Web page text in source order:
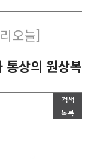
오늘]
통상의 원상복
검색
목록